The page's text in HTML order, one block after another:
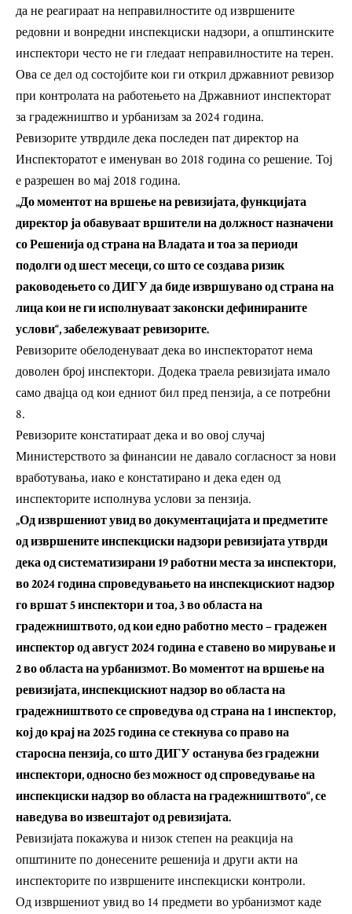
да не реагираат на неправилностите од извршените
редовни и вонредни инспекциски надзори, а општинските
инспектори често не ги гледаат неправилностите на терен.
Ова се дел од состојбите кои ги открил државниот ревизор
при контролата на работењето на Државниот инспекторат
за градежништво и урбанизам за 2024 година.
Ревизорите утврдиле дека последен пат директор на
Инспекторатот е именуван во 2018 година со решение. Тој
е разрешен во мај 2018 година.
„До моментот на вршење на ревизијата, функцијата
директор ја обавуваат вршители на должност назначени
со Решенија од страна на Владата и тоа за периоди
подолги од шест месеци, со што се создава ризик
раководењето со ДИГУ да биде извршувано од страна на
лица кои не ги исполнуваат законски дефинираните
услови“, забележуваат ревизорите.
Ревизорите обелоденуваат дека во инспекторатот нема
доволен број инспектори. Додека траела ревизијата имало
само двајца од кои едниот бил пред пензија, а се потребни
8.
Ревизорите констатираат дека и во овој случај
Министерството за финансии не давало согласност за нови
вработувања, иако е констатирано и дека еден од
инспекторите исполнува услови за пензија.
„Од извршениот увид во документацијата и предметите
од извршените инспекциски надзори ревизијата утврди
дека од систематизирани 19 работни места за инспектори,
во 2024 година спроведувањето на инспекцискиот надзор
го вршат 5 инспектори и тоа, 3 во областа на
градежништвото, од кои едно работно место – градежен
инспектор од август 2024 година е ставено во мирување и
2 во областа на урбанизмот. Во моментот на вршење на
ревизијата, инспекцискиот надзор во областа на
градежништвото се спроведува од страна на 1 инспектор,
кој до крај на 2025 година се стекнува со право на
старосна пензија, со што ДИГУ останува без градежни
инспектори, односно без можност од спроведување на
инспекциски надзор во областа на градежништвото“, се
наведува во извештајот од ревизијата.
Ревизијата покажува и низок степен на реакција на
општините по донесените решенија и други акти на
инспекторите по извршените инспекциски контроли.
Од извршениот увид во 14 предмети во урбанизмот каде